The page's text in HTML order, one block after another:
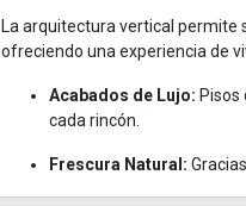
La arquitectura vertical permite
ofreciendo una experiencia de
Acabados de Lujo:
cada rincón.
Frescura Natural: